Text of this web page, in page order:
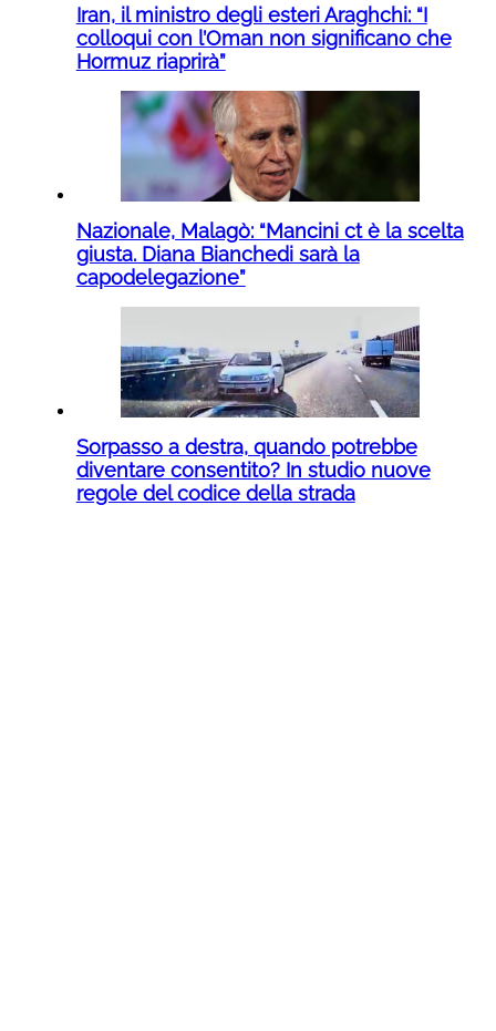
Iran, il ministro degli esteri Araghchi: “I
colloqui con l’Oman non significano che
Hormuz riaprirà”
Nazionale, Malagò: “Mancini ct è la scelta
giusta. Diana Bianchedi sarà la
capodelegazione”
Sorpasso a destra, quando potrebbe
diventare consentito? In studio nuove
regole del codice della strada